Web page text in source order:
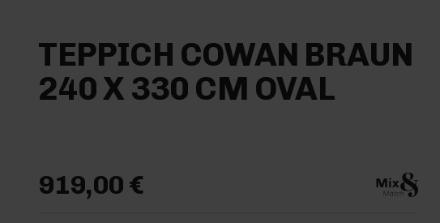
TEPPICH COWAN BRAUN
240 X 330 CM OVAL
919,00 €